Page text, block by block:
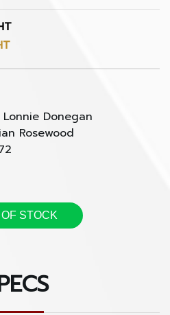
Donegan
Rosewood
000-28LD Lonnie
ง "King of Skiffle." ที่เป็นแรง
กาะอังกฤษมากมาย
ตัวที่ 15
the Promenade
STOCK